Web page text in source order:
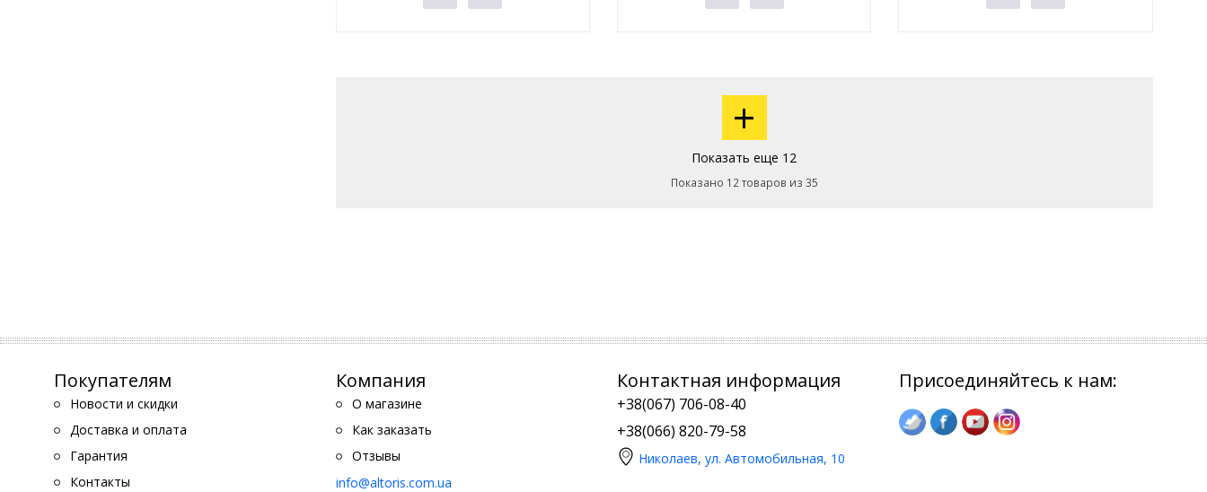
+
Показать еще 12
Показано 12 товаров из 35
Покупателям
Новости и скидки
Доставка и оплата
Гарантия
Контакты
Компания
О магазине
Как заказать
Отзывы
info@altoris.com.ua
Контактная информация
+38(067) 706-08-40
+38(066) 820-79-58
Николаев, ул. Автомобильная, 10
Присоединяйтесь к нам: